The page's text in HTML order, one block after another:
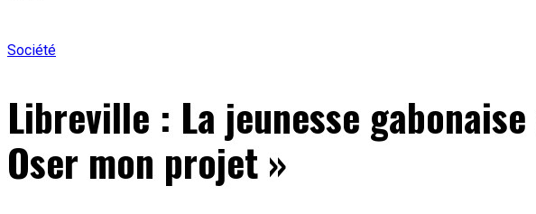
Société
Libreville : La jeunesse
Oser mon projet »